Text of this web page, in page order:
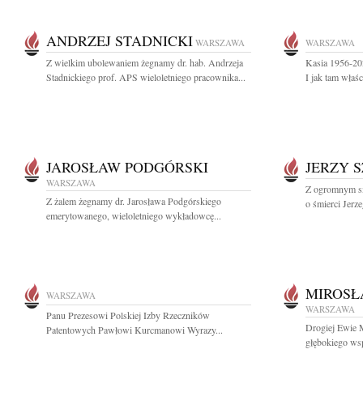
ANDRZEJ STADNICKI WARSZAWA
Z wielkim ubolewaniem żegnamy dr. hab. Andrzeja
Stadnickiego prof. APS wieloletniego pracownika...
WARSZAWA
Kasia 1956-
I jak tam
JAROSŁAW PODGÓRSKI
WARSZAWA
Z żalem żegnamy dr. Jarosława Podgórskiego
emerytowanego, wieloletniego wykładowcę...
JERZY
Z ogromnym
o śmierci
WARSZAWA
Panu Prezesowi Polskiej Izby Rzeczników
Patentowych Pawłowi Kurcmanowi Wyrazy...
WARSZAWA
Drogiej Ewie
głębokiego